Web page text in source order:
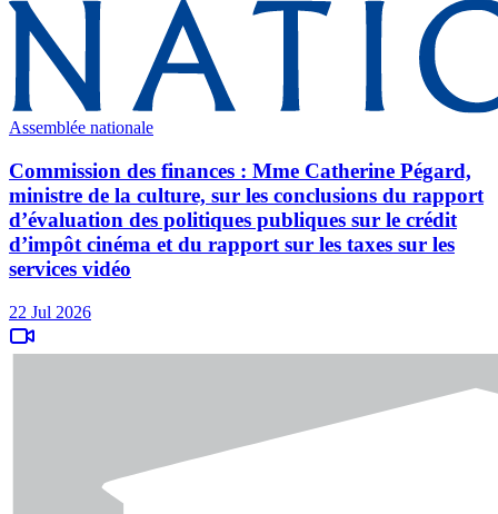
Assemblée nationale
Commission des finances : Mme Catherine Pégard,
ministre de la culture, sur les conclusions du rapport
d’évaluation des politiques publiques sur le crédit
d’impôt cinéma et du rapport sur les taxes sur les
services vidéo
22 Jul 2026